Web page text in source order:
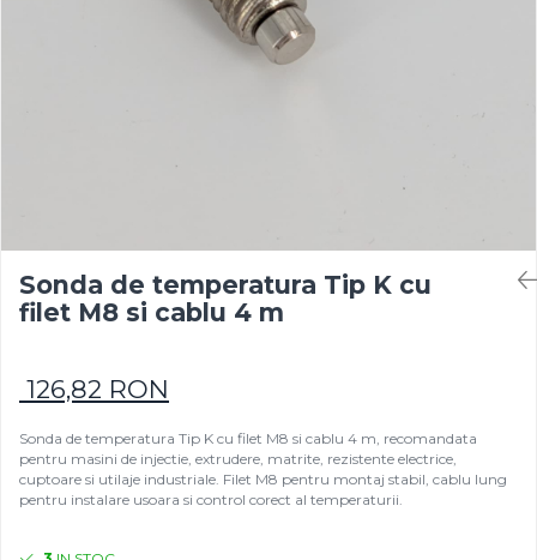
Rezistente electrice banda mica
Rezistente electrice tubulara
Rezistențe pentru mașini de
Sonda de temperatura Tip K cu
filet M8 si cablu 4 m
126,82 RON
Sonda de temperatura Tip K cu filet M8 si cablu 4 m, recomandata
pentru masini de injectie, extrudere, matrite, rezistente electrice,
cuptoare si utilaje industriale. Filet M8 pentru montaj stabil, cablu lung
pentru instalare usoara si control corect al temperaturii.